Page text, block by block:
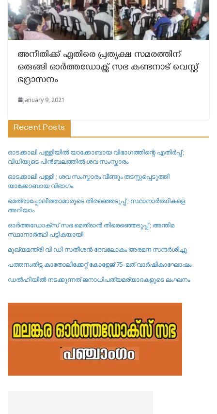
അനീതിക്ക് ഏതിരെ പ്രത്യക്ഷ സമരത്തിന്
ഒരുങ്ങി ഓർത്തഡോക്സ് സഭ കണ്ടനാട് വെസ്റ്റ്
ഭദ്രാസനം
January 9, 2021
Recent Posts
ഓടക്കാലി പള്ളിയിൽ യാക്കോബായ വിഭാഗത്തിന്റെ എതിർപ്പ് ;
വിധിയുടെ പിൻബലത്തിൽ ശവ സംസ്കാരം
ഓടക്കാലി പള്ളി ; ശവ സംസ്കാരം വീണ്ടും തടസ്സപ്പെടുത്തി
യാക്കോബായ വിഭാഗം
മെത്രാപ്പോലീത്താമാരുടെ തിരഞ്ഞെടുപ്പ് ; സ്ഥാനാർത്ഥികളെ
അറിയാം
ഓർത്തഡോക്സ് സഭ മെത്രാൻ തിരെഞ്ഞെടുപ്പ് ; അന്തിമ
സ്ഥാനാർത്ഥി പട്ടികയായി
മുഖ്യമന്ത്രി വി ഡി സതീശൻ ദേവലോകം അരമന സന്ദർശിച്ചു
പത്തനംതിട്ട കാതോലിക്കേറ്റ്‌ കോളേജ്‌ 75-മത് വാർഷികാഘോഷം
ഡൽഹിയിൽ നടക്കുന്നത് ജനാധിപത്യമര്യാദകളുടെ ലംഘനം